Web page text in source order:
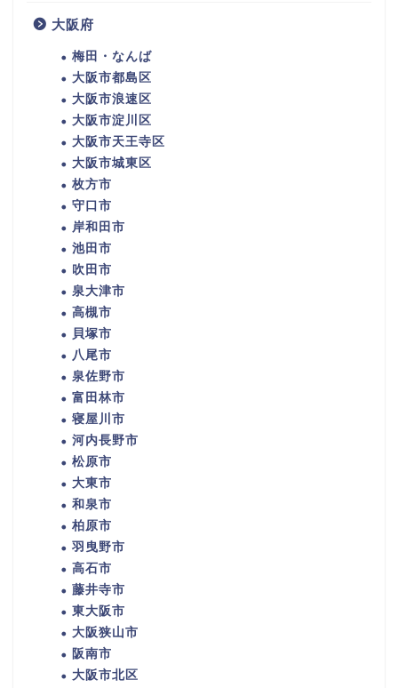
大阪府
梅田・なんば
大阪市都島区
大阪市浪速区
大阪市淀川区
大阪市天王寺区
大阪市城東区
枚方市
守口市
岸和田市
池田市
吹田市
泉大津市
高槻市
貝塚市
八尾市
泉佐野市
富田林市
寝屋川市
河内長野市
松原市
大東市
和泉市
柏原市
羽曳野市
高石市
藤井寺市
東大阪市
大阪狭山市
阪南市
大阪市北区